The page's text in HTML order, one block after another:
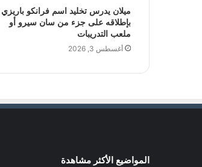
ميلان يدرس تخليد اسم فرانكو باريزي
بإطلاقه على جزء من سان سيرو أو
ملعب التدريبات
أغسطس 3, 2026
المواضيع الأكثر مشاهدة